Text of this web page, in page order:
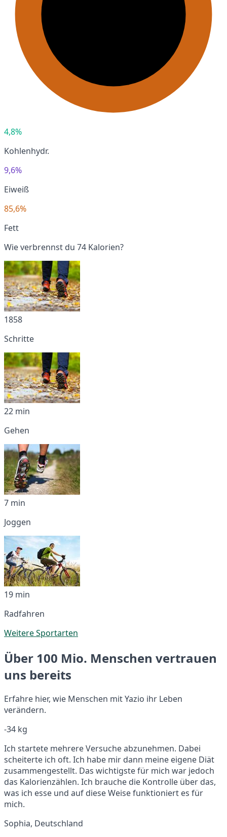
4,8%
Kohlenhydr.
9,6%
Eiweiß
85,6%
Fett
Wie verbrennst du 74 Kalorien?
1858
Schritte
22 min
Gehen
7 min
Joggen
19 min
Radfahren
Weitere Sportarten
Über 100 Mio. Menschen vertrauen
uns bereits
Erfahre hier, wie Menschen mit Yazio ihr Leben
verändern.
-34 kg
Ich startete mehrere Versuche abzunehmen. Dabei
scheiterte ich oft. Ich habe mir dann meine eigene Diät
zusammengestellt. Das wichtigste für mich war jedoch
das Kalorienzählen. Ich brauche die Kontrolle über das,
was ich esse und auf diese Weise funktioniert es für
mich.
Sophia, Deutschland